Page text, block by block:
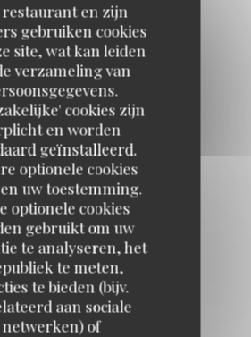
en zijn
gebruiken cookies
site, wat kan leiden
verzameling van
cookies zijn
en worden
geïnstalleerd.
optionele cookies
uw toestemming.
optionele cookies
gebruikt om uw
te analyseren, het
te meten,
te bieden (bijv.
aan sociale
netwerken) of
PARIS